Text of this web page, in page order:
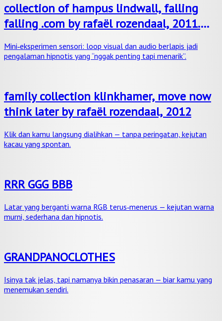
collection of hampus lindwall, falling
falling .com by rafaël rozendaal, 2011.
Mini‑eksperimen sensori: loop visual dan audio berlapis jadi
pengalaman hipnotis yang “nggak penting tapi menarik”.
family collection klinkhamer, move now
think later by rafaël rozendaal, 2012
Klik dan kamu langsung dialihkan — tanpa peringatan, kejutan
kacau yang spontan.
RRR GGG BBB
Latar yang berganti warna RGB terus‑menerus — kejutan warna
murni, sederhana dan hipnotis.
GRANDPANOCLOTHES
Isinya tak jelas, tapi namanya bikin penasaran — biar kamu yang
menemukan sendiri.